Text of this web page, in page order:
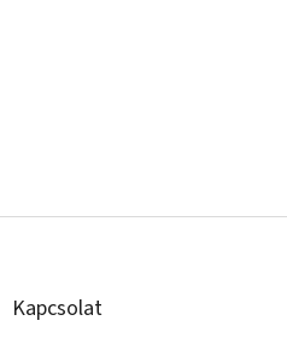
L
Kapcsolat